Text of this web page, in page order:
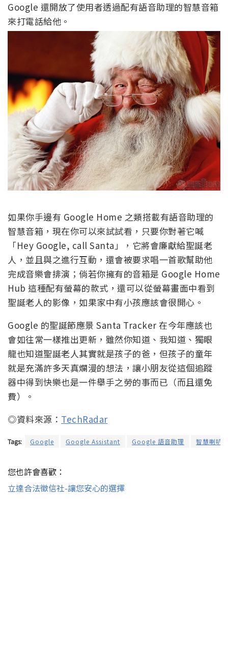
Google 還開放了使用者透過配有語音助理的智慧音箱
來打電話給他。
如果你手邊有 Google Home 之類搭載有語音助理的
智慧音箱，現在你可以來試試看，只要你對著它喊
「Hey Google, call Santa」，它將會廉獻給聖誕老
人，並且與之進行互動，還會被要求唱一首歌幫助他
完成音樂會排演；倘若你擁有的音箱是 Google Home
Hub 這種配有螢幕的款式，還可以從螢幕畫面中看到
聖誕老人的影像，如果家中有小孩應該會很開心。
Google 的聖誕節應景 Santa Tracker 在今年應該也
會如往常一樣推出更新，雖然你知道、我知道、獨眼
龍也知道聖誕老人其實就是孩子的爸，但孩子的童年
就是充滿許多天真爛漫的想法，讓小朋友從這個追蹤
器中得到快樂也是一件舉手之勞的事而已（而且還免
費）。
◎資料來源： TechRadar
Tags: Google Google Assistant Google 語音助理 智慧喇叭
您也許會喜歡：
立達合法徵信社-讓您安心的選擇